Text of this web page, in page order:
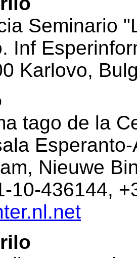
Seminario
Inf
Karlovo,
tago de la
Nieuwe
10-436144,